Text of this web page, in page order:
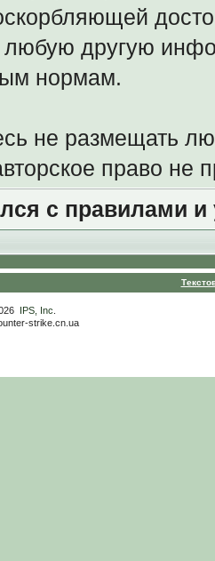
любую другую
нормам.
не размещать
право
с правилами
IPS, Inc
strike.cn.ua